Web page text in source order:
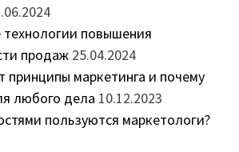
повышения
продаж 25.04.2024
принципы маркетинга и почему
любого дела 10.12.2023
пользуются маркетологи?